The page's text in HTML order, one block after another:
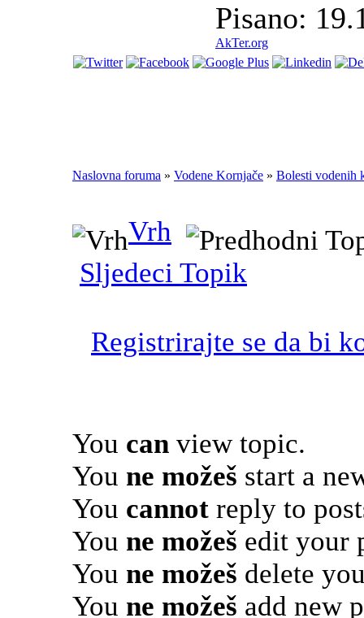
Pisano:
AkTer.org
Naslovna foruma » Vodene Kornjače » Bolesti vodenih
Vrh
Sljedeci Topik
Registrirajte se da bi
You can view topic.
You ne možeš start a
You cannot reply to
You ne možeš edit your
You ne možeš delete
You ne možeš add new